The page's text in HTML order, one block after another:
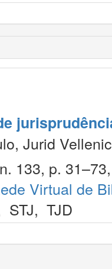
Jurid
133, p.
Virtual de
STJ, TJD